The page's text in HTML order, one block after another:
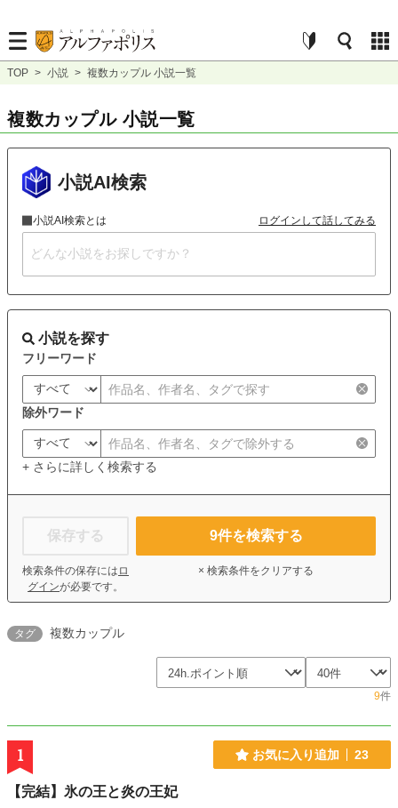
TOP > 小説 > 複数カップル 小説一覧
複数カップル 小説一覧
小説AI検索
小説AI検索とは ログインして話してみる
小説を探す
フリーワード
除外ワード
+ さらに詳しく検索する
保存する
検索条件の保存には ロ
グインが必要です。
9件を検索する
× 検索条件をクリアする
タグ 複数カップル
9件
1 お気に入り追加 23
【完結】氷の王と炎の王妃